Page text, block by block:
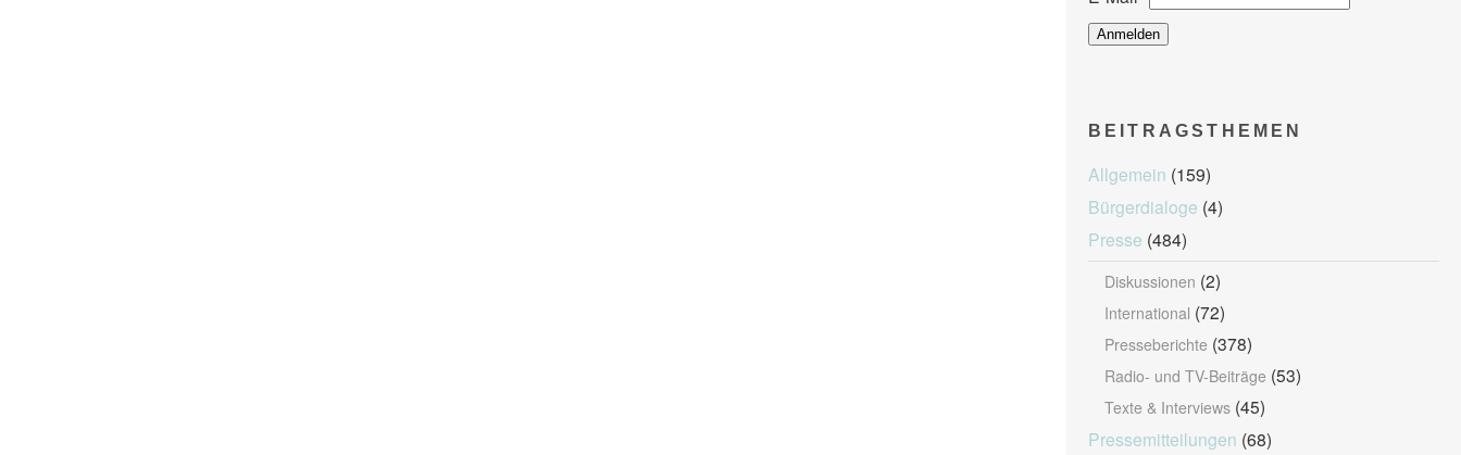
BEITRAGSTHEMEN
Allgemein (159)
Bürgerdialoge (4)
Presse (484)
Diskussionen (2)
International (72)
Presseberichte (378)
Radio- und TV-Beiträge (53)
Texte & Interviews(45)
Pressemitteilungen (68)